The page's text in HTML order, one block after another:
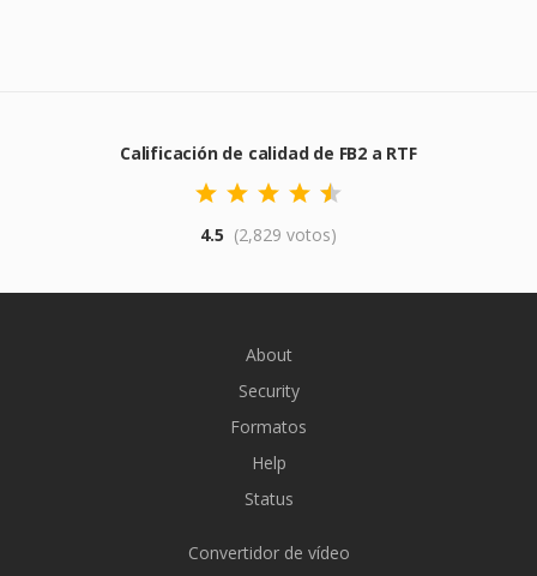
Calificación de calidad de FB2 a RTF
4.5 (2,829 votos)
About
Security
Formatos
Help
Status
Convertidor de vídeo